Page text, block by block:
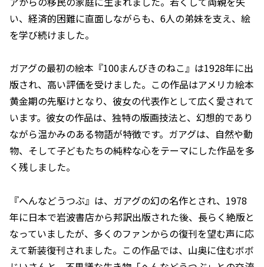
い、経済的困難に直面しながらも、6人の弟妹を支え、絵
を学び続けました。
ガアグの最初の絵本『100まんびきのねこ』は1928年に出
版され、高い評価を受けました。この作品はアメリカ絵本
黄金期の先駆けとなり、彼女の代表作として広く愛されて
います。彼女の作品は、独特の版画技法と、幻想的であり
ながら温かみのある物語が特徴です。ガアグは、自然や動
物、そして子どもたちの純粋な心をテーマにした作品を多
く残しました。
『へんなどうつぶ』は、ガアグの幻の名作とされ、1978
年に日本で岩波書店から邦訳出版された後、長らく絶版と
なっていましたが、多くのファンからの復刊を望む声に応
えて新装復刊されました。この作品では、山奥に住むボボ